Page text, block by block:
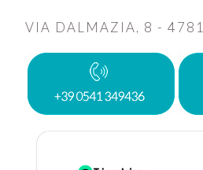
VIA DALMAZIA, 8 -